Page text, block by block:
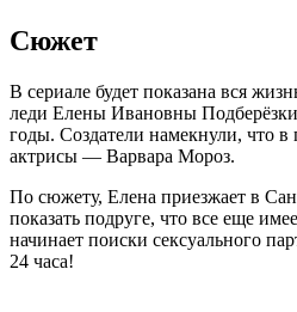
Сюжет
В сериале будет показана вся
леди Елены Ивановны
годы. Создатели намекнули, что в
актрисы — Варвара Мороз.
По сюжету, Елена приезжает в
показать подруге, что все еще
начинает поиски сексуального
24 часа!